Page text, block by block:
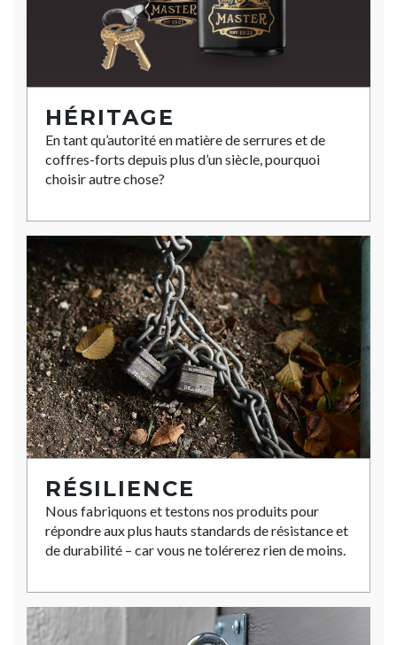
HÉRITAGE
En tant qu’autorité en matière de serrures et de
coffres-forts depuis plus d’un siècle, pourquoi
choisir autre chose?
RÉSILIENCE
Nous fabriquons et testons nos produits pour
répondre aux plus hauts standards de résistance et
de durabilité – car vous ne tolérerez rien de moins.